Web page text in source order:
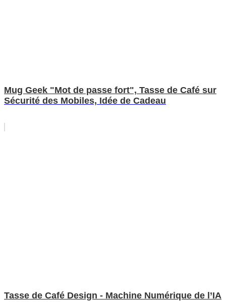
Mug Geek "Mot de passe fort", Tasse de Café sur
Sécurité des Mobiles, Idée de Cadeau
Tasse de Café Design - Machine Numérique de l’IA